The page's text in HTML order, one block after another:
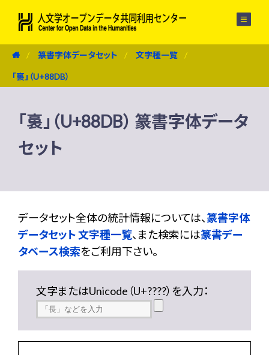
篆書字体データセット 文字種一覧
「裛」（U+88DB）
「裛」（U+88DB） 篆書字体データ
セット
データセット全体の統計情報については、篆書字体
データセット 文字種一覧、また検索には篆書デー
タベース検索をご利用下さい。
文字またはUnicode（U+????）を入力：